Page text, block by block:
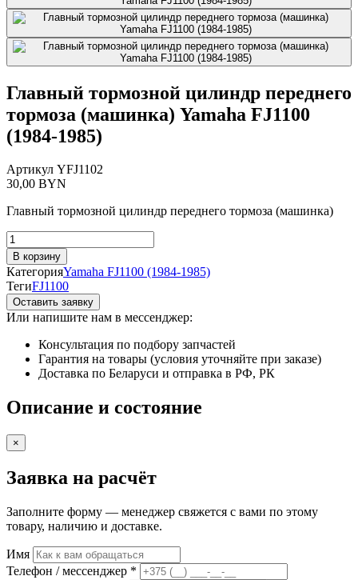
Главный тормозной цилиндр переднего
тормоза (машинка) Yamaha FJ1100
(1984-1985)
Артикул YFJ1102
30,00 BYN
Главный тормозной цилиндр переднего тормоза (машинка)
Количество
товара
Главный
тормозной
цилиндр
переднего
тормоза
(машинка)
Yamaha
FJ1100
(1984-
В корзину
КатегорияYamaha FJ1100 (1984-1985)
ТегиFJ1100
Оставить заявку
Или напишите нам в мессенджер:
Консультация по подбору запчастей
Гарантия на товары (условия уточняйте при заказе)
Доставка по Беларуси и отправка в РФ, РК
Описание и состояние
×
Заявка на расчёт
Заполните форму — менеджер свяжется с вами по этому
товару, наличию и доставке.
Имя
Телефон / мессенджер *